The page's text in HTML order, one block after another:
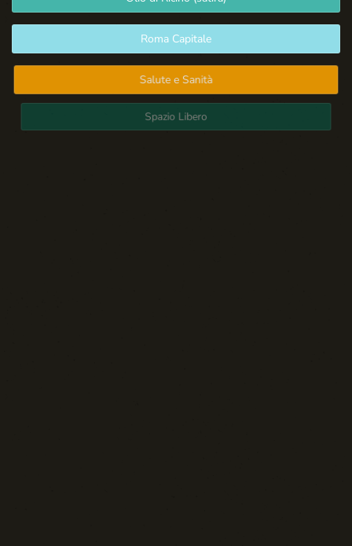
Roma Capitale
Salute e Sanità
Spazio Libero